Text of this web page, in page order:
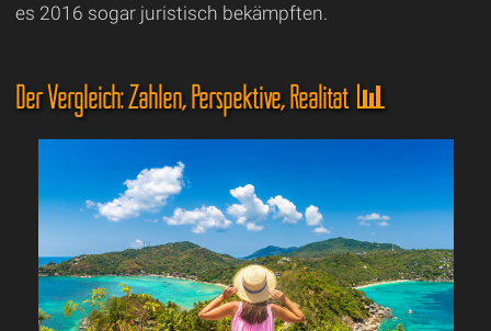
es 2016 sogar juristisch bekämpften.
Der Vergleich: Zahlen, Perspektive, Realität 📊